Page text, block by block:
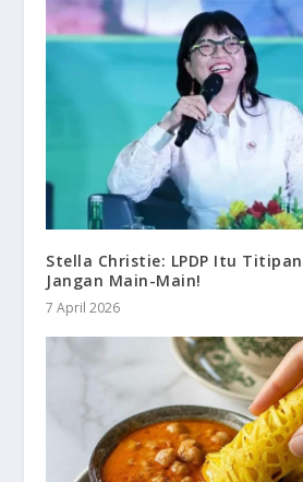
Stella Christie: LPDP Itu
Jangan Main-Main!
7 April 2026